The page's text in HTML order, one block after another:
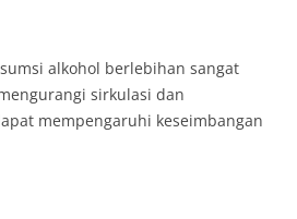
alkohol berlebihan sangat
sirkulasi dan
mempengaruhi keseimbangan